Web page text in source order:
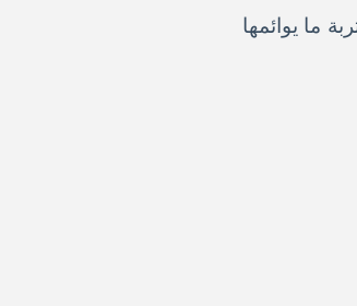
ما يوائمها